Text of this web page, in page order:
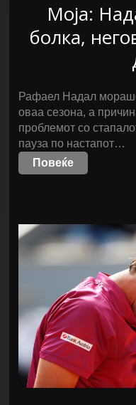
Моја:
болка,
Рафаел Надал
оваа сезона, а
проблемот со
пауза по настапот…
Повеќе